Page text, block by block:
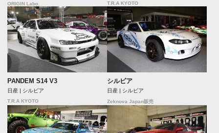
ORIGIN Labo. T.R.A KYOTO
PANDEM S14 V3
日産 | シルビア
T.R.A KYOTO
シルビア
日産 | シルビア
Zeknova Japan販売